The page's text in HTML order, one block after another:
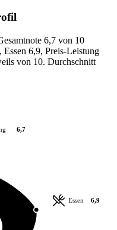
6,7 von 10
6,9, Preis-Leistung
von 10. Durchschnitt
6,7
Essen 6,9